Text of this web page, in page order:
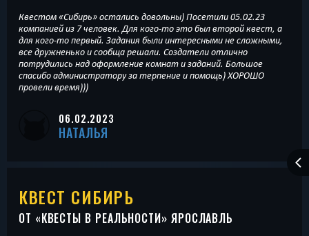
Квестом «Сибирь» остались довольны) Посетили 05.02.23
компанией из 7 человек. Для кого-то это был второй квест, а
для кого-то первый. Задания были интересными не сложными,
все дружненько и сообща решали. Создатели отлично
потрудились над оформление комнат и заданий. Большое
спасибо администратору за терпение и помощь) ХОРОШО
провели время)))
06.02.2023
НАТАЛЬЯ
КВЕСТ СИБИРЬ
ОТ «КВЕСТЫ В РЕАЛЬНОСТИ» ЯРОСЛАВЛЬ